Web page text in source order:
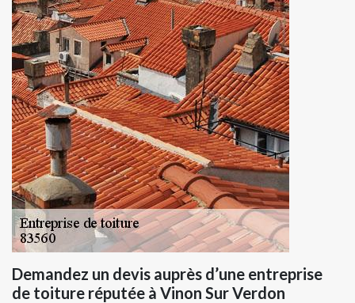
Demandez un devis auprès d’une entreprise
de toiture réputée à Vinon Sur Verdon